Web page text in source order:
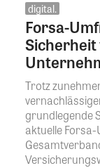
digital.
Forsa-
Trotz
grundlegende
aktuelle